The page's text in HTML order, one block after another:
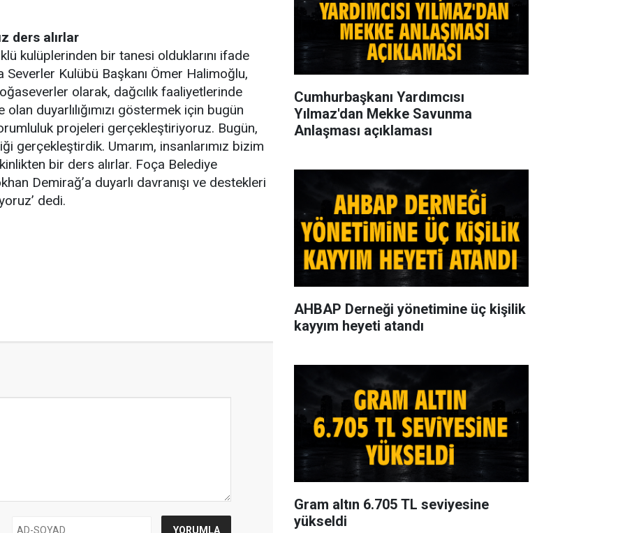
ders alırlar
kulüplerinden bir tanesi olduklarını ifade
Severler Kulübü Başkanı Ömer Halimoğlu,
olarak, dağcılık faaliyetlerinde
duyarlılığımızı göstermek için bugün
projeleri gerçekleştiriyoruz. Bugün,
gerçekleştirdik. Umarım, insanlarımız bizim
bir ders alırlar. Foça Belediye
Demirağ’a duyarlı davranışı ve destekleri
dedi.
Cumhurbaşkanı Yardımcısı
Yılmaz'dan Mekke Savunma
Anlaşması açıklaması
AHBAP Derneği yönetimine üç kişilik
kayyım heyeti atandı
Gram altın 6.705 TL seviyesine
yükseldi